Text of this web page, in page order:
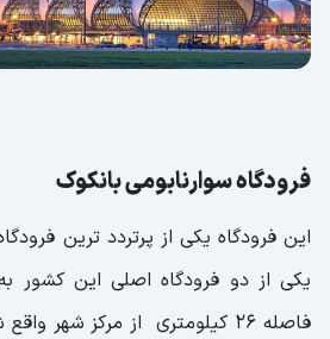
فرودگاه سوارنابومی بانکوک
این فرودگاه یکی از پرتردد ترین
یکی از دو فرودگاه اصلی این کشور
فاصله 26 کیلومتری از مرکز